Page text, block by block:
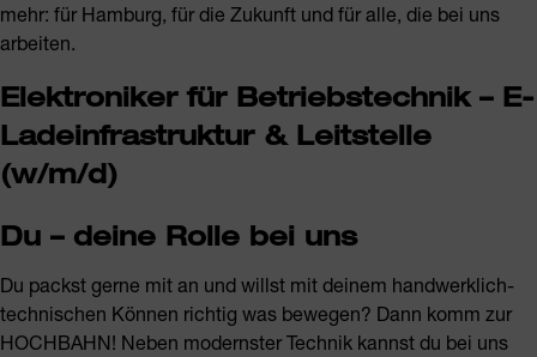
mehr: für Hamburg, für die Zukunft und für alle, die bei uns
arbeiten.
Elektroniker für Betriebstechnik – E-
Ladeinfrastruktur & Leitstelle
(w/m/d)
Du – deine Rolle bei uns
Du packst gerne mit an und willst mit deinem handwerklich-
technischen Können richtig was bewegen? Dann komm zur
HOCHBAHN! Neben modernster Technik kannst du bei uns